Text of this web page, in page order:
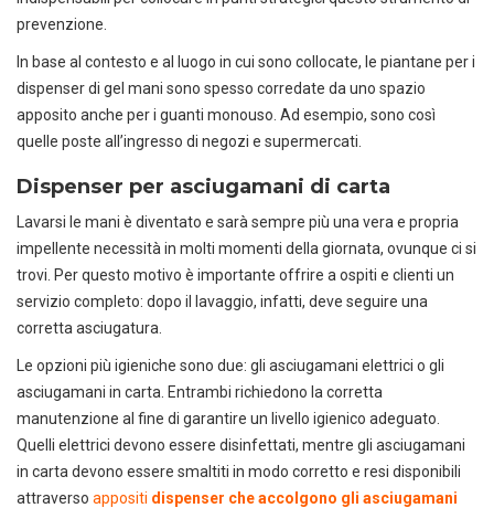
prevenzione.
In base al contesto e al luogo in cui sono collocate, le piantane per i
dispenser di gel mani sono spesso corredate da uno spazio
apposito anche per i guanti monouso. Ad esempio, sono così
quelle poste all’ingresso di negozi e supermercati.
Dispenser per asciugamani di carta
Lavarsi le mani è diventato e sarà sempre più una vera e propria
impellente necessità in molti momenti della giornata, ovunque ci si
trovi. Per questo motivo è importante offrire a ospiti e clienti un
servizio completo: dopo il lavaggio, infatti, deve seguire una
corretta asciugatura.
Le opzioni più igieniche sono due: gli asciugamani elettrici o gli
asciugamani in carta. Entrambi richiedono la corretta
manutenzione al fine di garantire un livello igienico adeguato.
Quelli elettrici devono essere disinfettati, mentre gli asciugamani
in carta devono essere smaltiti in modo corretto e resi disponibili
attraverso appositi dispenser che accolgono gli asciugamani